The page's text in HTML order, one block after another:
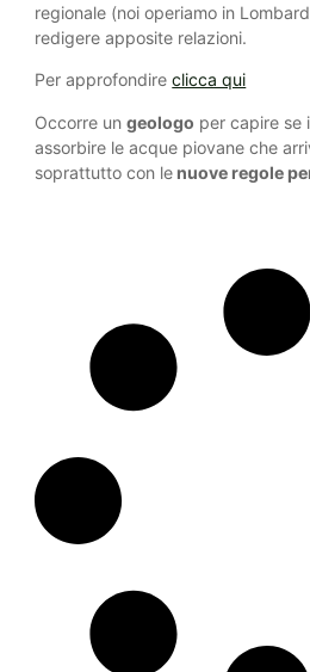
regionale (noi operiamo in
redigere apposite relazioni.
Per approfondireclicca qui
Occorre ungeologo per capire se
assorbire le acque piovane che
soprattutto con le nuove regole